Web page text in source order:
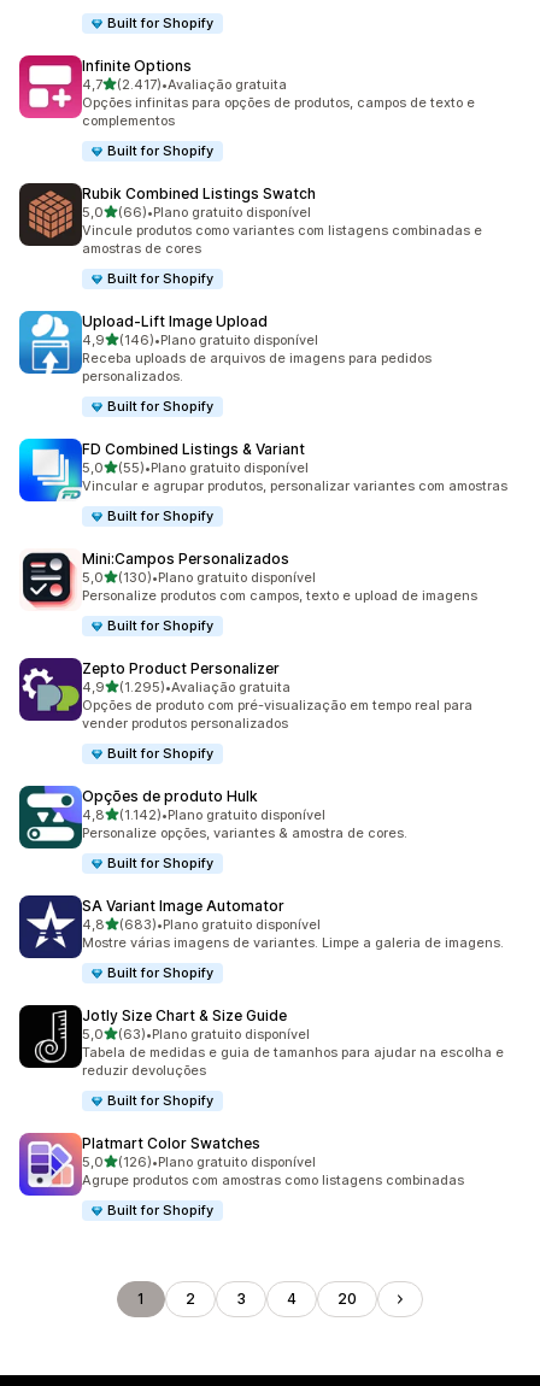
Built for Shopify
Infinite Options
4,7de 5 estrelas
(2.417)
2417 avaliações ao todo
•Avaliação gratuita
Opções infinitas para opções de produtos, campos de texto e
complementos
Built for Shopify
Rubik Combined Listings Swatch
5,0de 5 estrelas
(66)
66 avaliações ao todo
•Plano gratuito disponível
Vincule produtos como variantes com listagens combinadas e
amostras de cores
Built for Shopify
Upload‑Lift Image Upload
4,9de 5 estrelas
(146)
146 avaliações ao todo
•Plano gratuito disponível
Receba uploads de arquivos de imagens para pedidos
personalizados.
Built for Shopify
FD Combined Listings & Variant
5,0de 5 estrelas
(55)
55 avaliações ao todo
•Plano gratuito disponível
Vincular e agrupar produtos, personalizar variantes com amostras
Built for Shopify
Mini:Campos Personalizados
5,0de 5 estrelas
(130)
130 avaliações ao todo
•Plano gratuito disponível
Personalize produtos com campos, texto e upload de imagens
Built for Shopify
Zepto Product Personalizer
4,9de 5 estrelas
(1.295)
1295 avaliações ao todo
•Avaliação gratuita
Opções de produto com pré-visualização em tempo real para
vender produtos personalizados
Built for Shopify
Opções de produto Hulk
4,8de 5 estrelas
(1.142)
1142 avaliações ao todo
•Plano gratuito disponível
Personalize opções, variantes & amostra de cores.
Built for Shopify
SA Variant Image Automator
4,8de 5 estrelas
(683)
683 avaliações ao todo
•Plano gratuito disponível
Mostre várias imagens de variantes. Limpe a galeria de imagens.
Built for Shopify
Jotly Size Chart & Size Guide
5,0de 5 estrelas
(63)
63 avaliações ao todo
•Plano gratuito disponível
Tabela de medidas e guia de tamanhos para ajudar na escolha e
reduzir devoluções
Built for Shopify
Platmart Color Swatches
5,0de 5 estrelas
(126)
126 avaliações ao todo
•Plano gratuito disponível
Agrupe produtos com amostras como listagens combinadas
Built for Shopify
1 2 3 4 20